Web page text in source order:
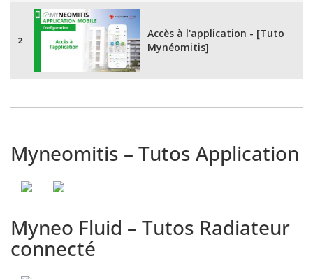
2
Accès à l'application - [Tuto
Mynéomitis]
4
Myneomitis – Tutos Application
Myneo Fluid – Tutos Radiateur
connecté